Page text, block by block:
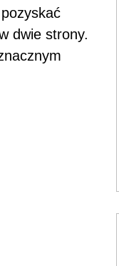
dwie strony.